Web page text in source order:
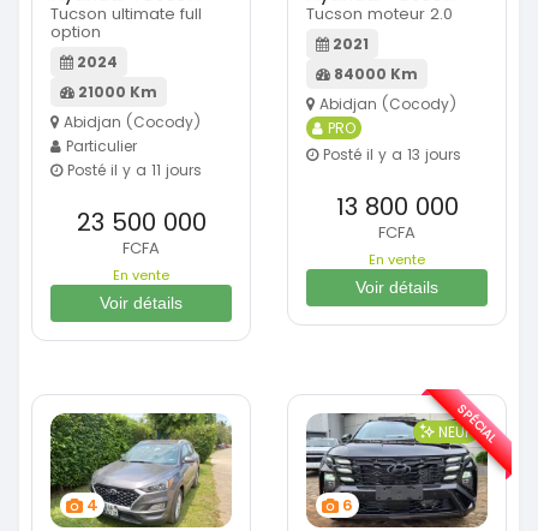
Tucson ultimate full
option
2024
21000 Km
Abidjan (Cocody)
Particulier
Posté il y a 11 jours
23 500 000
FCFA
En vente
Voir détails
Tucson moteur 2.0
2021
84000 Km
Abidjan (Cocody)
PRO
Posté il y a 13 jours
13 800 000
FCFA
En vente
Voir détails
4 6
NEUFSPÉCIAL